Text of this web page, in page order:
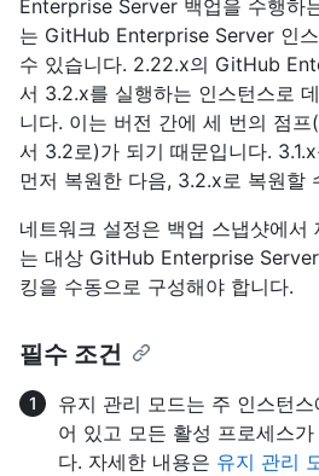
Enterprise Server 백업을 수행하
는 GitHub Enterprise Server 인
수 있습니다. 2.22.x의 GitHub
서 3.2.x를 실행하는 인스턴스로
니다. 이는 버전 간에 세 번의 점
서 3.2로)가 되기 때문입니다.
먼저 복원한 다음, 3.2.x로 복원할
네트워크 설정은 백업 스냅샷에서
는 대상 GitHub Enterprise
킹을 수동으로 구성해야 합니다.
필수 조건
유지 관리 모드는 주 인스턴
어 있고 모든 활성 프로세스
다. 자세한 내용은 유지 관리